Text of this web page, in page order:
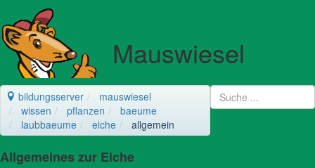
Mauswiesel
bildungsserver
mauswiesel
wissen
pflanzen
baeume
laubbaeume
eiche allgemein
Allgemeines zur Eiche